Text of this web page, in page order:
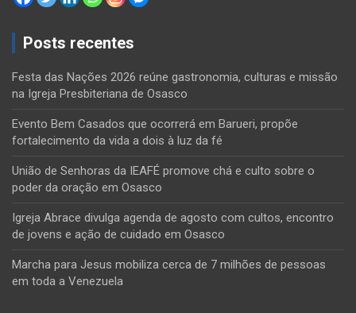
Posts recentes
Festa das Nações 2026 reúne gastronomia, culturas e missão
na Igreja Presbiteriana de Osasco
Evento Bem Casados que ocorrerá em Barueri, propõe
fortalecimento da vida a dois à luz da fé
União de Senhoras da IEAFÉ promove chá e culto sobre o
poder da oração em Osasco
Igreja Abrace divulga agenda de agosto com cultos, encontro
de jovens e ação de cuidado em Osasco
Marcha para Jesus mobiliza cerca de 7 milhões de pessoas
em toda a Venezuela